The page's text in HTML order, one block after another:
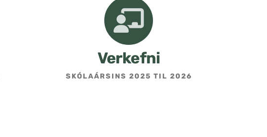
Verkefni
SKÓLAÁRSINS 2025 TIL 2026